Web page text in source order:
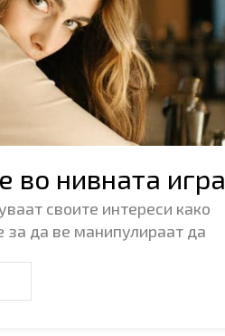
во нивната игра
своите интереси како
за да ве манипулираат да